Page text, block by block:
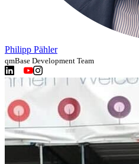
Philipp Pähler
qmBase Development Team